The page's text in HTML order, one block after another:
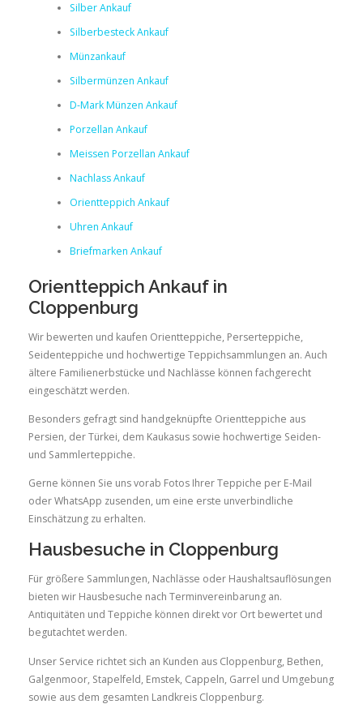
Silber Ankauf
Silberbesteck Ankauf
Münzankauf
Silbermünzen Ankauf
D-Mark Münzen Ankauf
Porzellan Ankauf
Meissen Porzellan Ankauf
Nachlass Ankauf
Orientteppich Ankauf
Uhren Ankauf
Briefmarken Ankauf
Orientteppich Ankauf in
Cloppenburg
Wir bewerten und kaufen Orientteppiche, Perserteppiche,
Seidenteppiche und hochwertige Teppichsammlungen an. Auch
ältere Familienerbstücke und Nachlässe können fachgerecht
eingeschätzt werden.
Besonders gefragt sind handgeknüpfte Orientteppiche aus
Persien, der Türkei, dem Kaukasus sowie hochwertige Seiden-
und Sammlerteppiche.
Gerne können Sie uns vorab Fotos Ihrer Teppiche per E-Mail
oder WhatsApp zusenden, um eine erste unverbindliche
Einschätzung zu erhalten.
Hausbesuche in Cloppenburg
Für größere Sammlungen, Nachlässe oder Haushaltsauflösungen
bieten wir Hausbesuche nach Terminvereinbarung an.
Antiquitäten und Teppiche können direkt vor Ort bewertet und
begutachtet werden.
Unser Service richtet sich an Kunden aus Cloppenburg, Bethen,
Galgenmoor, Stapelfeld, Emstek, Cappeln, Garrel und Umgebung
sowie aus dem gesamten Landkreis Cloppenburg.